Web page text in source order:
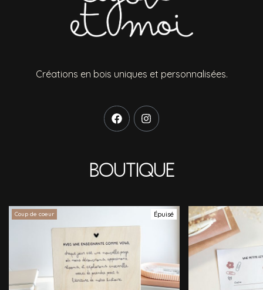
Créations en bois uniques et personnalisées.
Boutique
Coup de coeur Épuisé